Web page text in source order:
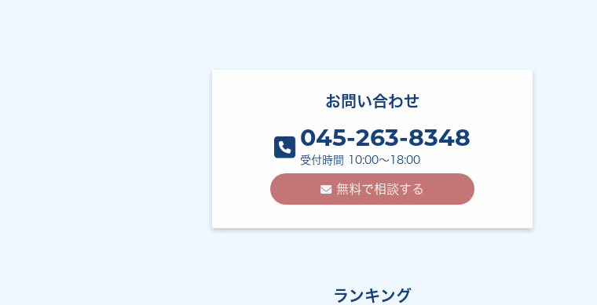
お問い合わせ
045-263-8348
受付時間 10:00〜18:00
無料で相談する
ランキング